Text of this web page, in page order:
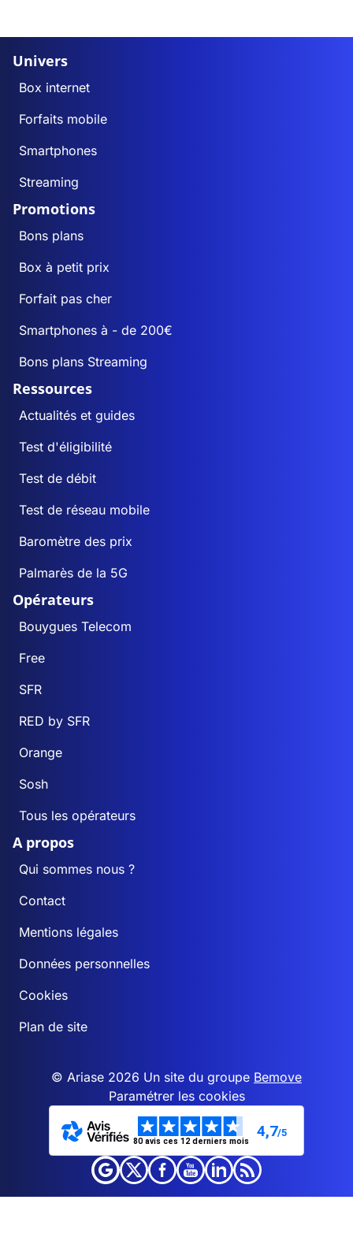
Univers
Box internet
Forfaits mobile
Smartphones
Streaming
Promotions
Bons plans
Box à petit prix
Forfait pas cher
Smartphones à - de 200€
Bons plans Streaming
Ressources
Actualités et guides
Test d'éligibilité
Test de débit
Test de réseau mobile
Baromètre des prix
Palmarès de la 5G
Opérateurs
Bouygues Telecom
Free
SFR
RED by SFR
Orange
Sosh
Tous les opérateurs
A propos
Qui sommes nous ?
Contact
Mentions légales
Données personnelles
Cookies
Plan de site
© Ariase 2026 Un site du groupe Bemove
Paramétrer les cookies
80 avis ces 12 derniers mois
4,7/5